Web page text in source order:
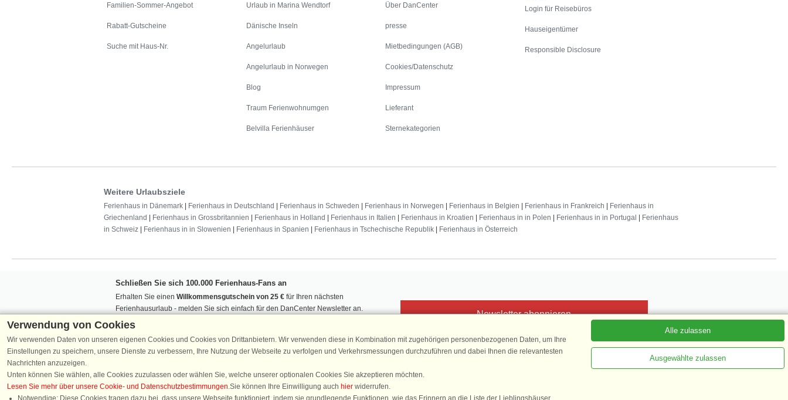
Familien-Sommer-Angebot
Rabatt-Gutscheine
Suche mit Haus-Nr.
Urlaub in Marina Wendtorf
Dänische Inseln
Angelurlaub
Angelurlaub in Norwegen
Blog
Traum Ferienwohnumgen
Belvilla Ferienhäuser
Über DanCenter
presse
Mietbedingungen (AGB)
Cookies/Datenschutz
Impressum
Lieferant
Sternekategorien
Login für Reisebüros
Hauseigentümer
Responsible Disclosure
Weitere Urlaubsziele
Ferienhaus in Dänemark | Ferienhaus in Deutschland | Ferienhaus in Schweden | Ferienhaus in Norwegen | Ferienhaus in Belgien | Ferienhaus in Frankreich | Ferienhaus in
Griechenland | Ferienhaus in Grossbritannien | Ferienhaus in Holland | Ferienhaus in Italien | Ferienhaus in Kroatien | Ferienhaus in in Polen | Ferienhaus in in Portugal | Ferienhaus
in Schweiz | Ferienhaus in in Slowenien | Ferienhaus in Spanien | Ferienhaus in Tschechische Republik | Ferienhaus in Österreich
Schließen Sie sich 100.000 Ferienhaus-Fans an
Erhalten Sie einen Willkommensgutschein von 25 € für Ihren nächsten
Ferienhausurlaub - melden Sie sich einfach für den DanCenter Newsletter an.
Verpassen Sie nie wieder exklusive Angebote, Gewinnspiele und Urlaubstipps!
Newsletter abonnieren
Folgen Sie uns:
Verwendung von Cookies
Wir verwenden Daten von unseren eigenen Cookies und Cookies von Drittanbietern. Wir verwenden diese in Kombination mit zugehörigen personenbezogenen Daten, um Ihre
Einstellungen zu speichern, unsere Dienste zu verbessern, Ihre Nutzung der Webseite zu verfolgen und Verkehrsmessungen durchzuführen und dabei Ihnen die relevantesten
Nachrichten anzuzeigen.
Unten können Sie wählen, alle Cookies zuzulassen oder wählen Sie, welche unserer optionalen Cookies Sie akzeptieren möchten.
Lesen Sie mehr über unsere Cookie- und Datenschutzbestimmungen.Sie können Ihre Einwilligung auch hier widerrufen.
Notwendige: Diese Cookies tragen dazu bei, dass unsere Webseite funktioniert, indem sie grundlegende Funktionen, wie das Erinnern an die Liste der Lieblingshäuser,
Alle zulassen
Ausgewählte zulassen